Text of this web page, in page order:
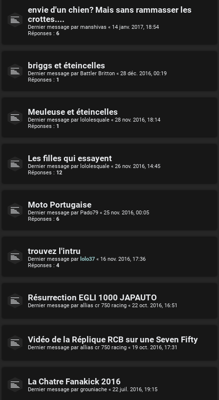
envie d'un chien? Mais sans rammasser les
crottes....
Dernier message par manshivas « 14 janv. 2017, 18:54
Réponses : 6
briggs et éteincelles
Dernier message par Battler Britton « 28 déc. 2016, 00:19
Réponses : 1
Meuleuse et éteincelles
Dernier message par lololesquale « 28 nov. 2016, 18:14
Réponses : 1
Les filles qui essayent
Dernier message par lololesquale « 26 nov. 2016, 14:45
Réponses : 12
Moto Portugaise
Dernier message par Pado79 « 25 nov. 2016, 00:05
Réponses : 6
trouvez l'intru
Dernier message par lolo37 « 16 nov. 2016, 17:36
Réponses : 4
Résurrection EGLI 1000 JAPAUTO
Dernier message par allias cr 750 racing « 22 oct. 2016, 16:51
Vidéo de la Réplique RCB sur une Seven Fifty
Dernier message par allias cr 750 racing « 19 oct. 2016, 17:31
La Chatre Fanakick 2016
Dernier message par grouniache « 22 juil. 2016, 19:15